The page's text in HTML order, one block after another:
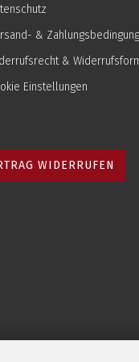
&
&
Einstellungen
WIDERRUFEN